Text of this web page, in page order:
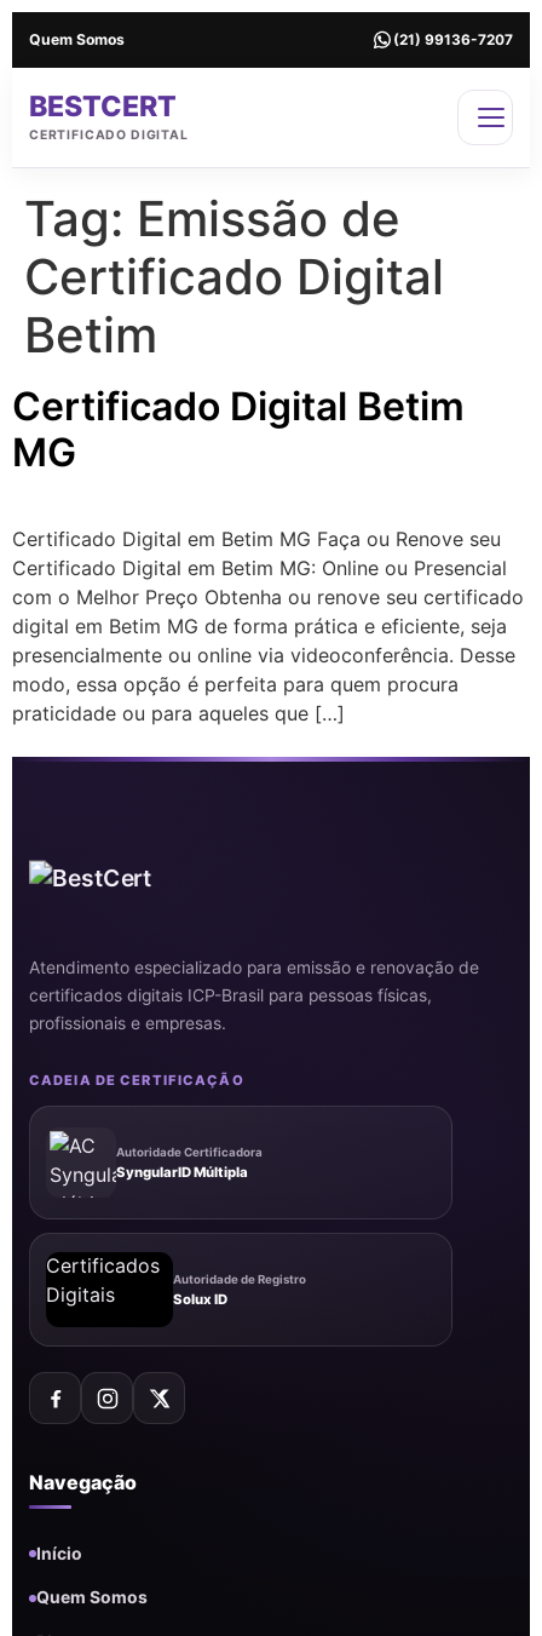
Quem Somos (21) 99136-7207
BESTCERT
CERTIFICADO DIGITAL
Tag: Emissão de
Certificado Digital
Betim
Certificado Digital Betim
MG
Certificado Digital em Betim MG Faça ou Renove seu
Certificado Digital em Betim MG: Online ou Presencial
com o Melhor Preço Obtenha ou renove seu certificado
digital em Betim MG de forma prática e eficiente, seja
presencialmente ou online via videoconferência. Desse
modo, essa opção é perfeita para quem procura
praticidade ou para aqueles que […]
Atendimento especializado para emissão e renovação de
certificados digitais ICP-Brasil para pessoas físicas,
profissionais e empresas.
CADEIA DE CERTIFICAÇÃO
Autoridade Certificadora
SyngularID Múltipla
Autoridade de Registro
Solux ID
Navegação
Início
Quem Somos